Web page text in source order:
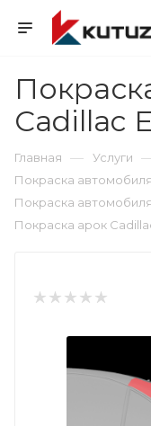
Cadillac
Главная — Услуги
Покраска
Покраска
Покраска арок